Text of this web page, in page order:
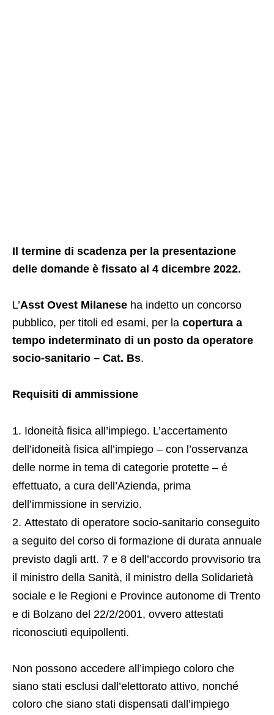
Il termine di scadenza per la presentazione
delle domande è fissato al 4 dicembre 2022.
L’Asst Ovest Milanese ha indetto un concorso
pubblico, per titoli ed esami, per la copertura a
tempo indeterminato di un posto da operatore
socio-sanitario – Cat. Bs.
Requisiti di ammissione
Idoneità fisica all’impiego. L’accertamento
dell’idoneità fisica all’impiego – con l’osservanza
delle norme in tema di categorie protette – é
effettuato, a cura dell’Azienda, prima
dell’immissione in servizio.
Attestato di operatore socio-sanitario conseguito
a seguito del corso di formazione di durata annuale
previsto dagli artt. 7 e 8 dell’accordo provvisorio tra
il ministro della Sanità, il ministro della Solidarietà
sociale e le Regioni e Province autonome di Trento
e di Bolzano del 22/2/2001, ovvero attestati
riconosciuti equipollenti.
Non possono accedere all’impiego coloro che
siano stati esclusi dall’elettorato attivo, nonché
coloro che siano stati dispensati dall’impiego